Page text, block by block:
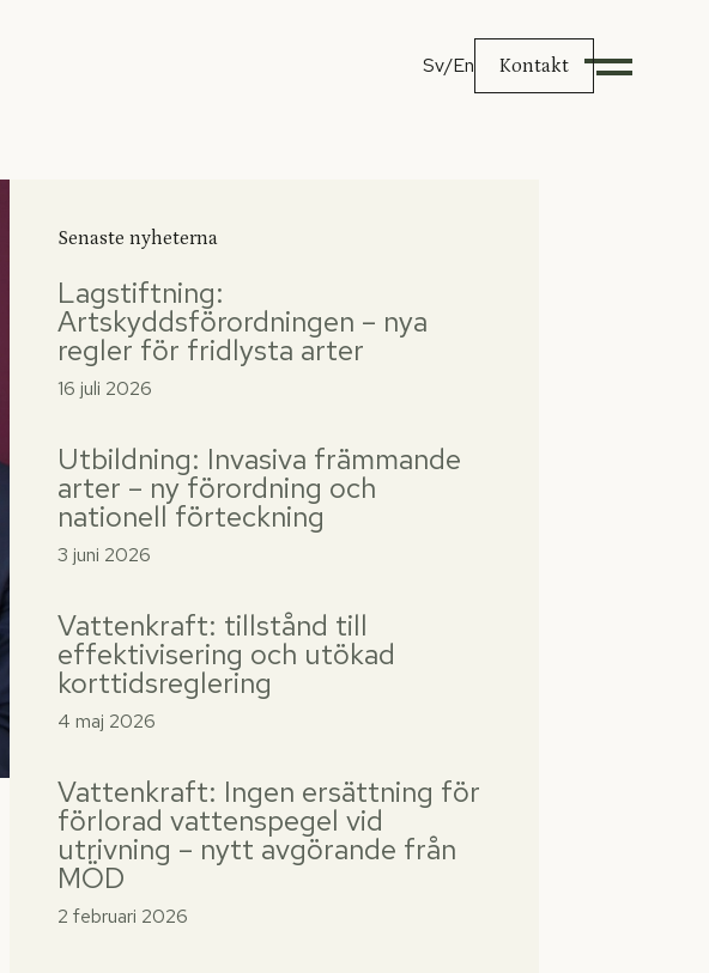
Sv/En Kontakt
Senaste nyheterna
Lagstiftning:
Artskyddsförordningen – nya
regler för fridlysta arter
16 juli 2026
Utbildning: Invasiva främmande
arter – ny förordning och
nationell förteckning
3 juni 2026
Vattenkraft: tillstånd till
effektivisering och utökad
korttidsreglering
4 maj 2026
Vattenkraft: Ingen ersättning för
förlorad vattenspegel vid
utrivning – nytt avgörande från
MÖD
2 februari 2026